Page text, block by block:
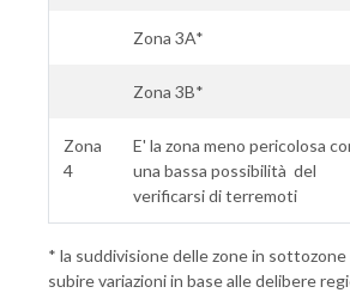
Zona 3A*
Zona 3B*
Zona
4
E' la zona meno pericolosa
una bassa possibilità del
verificarsi di terremoti
* la suddivisione delle zone in
subire variazioni in base alle delibere